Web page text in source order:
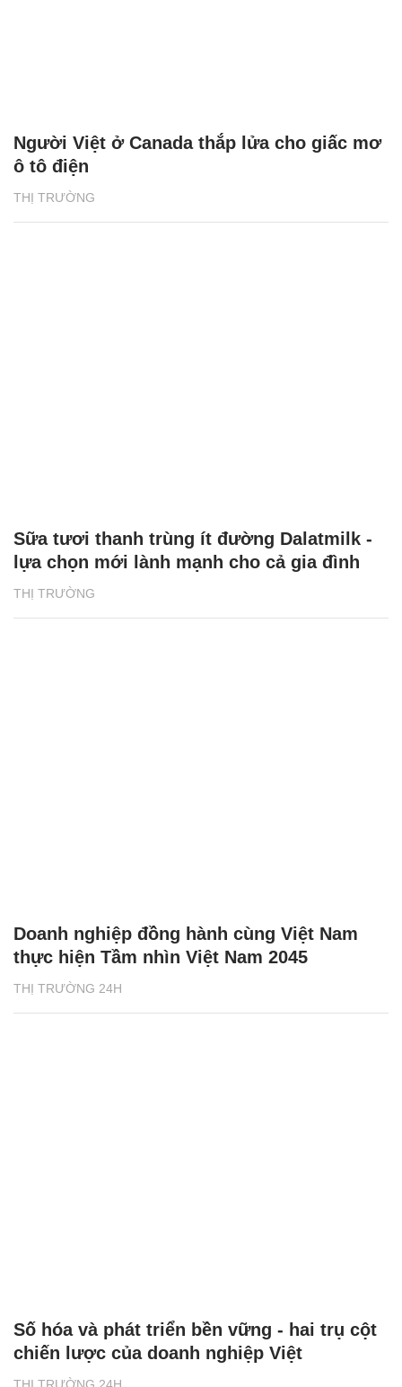
THỊ TRƯỜNG
Người Việt ở Canada thắp lửa cho giấc mơ
ô tô điện
THỊ TRƯỜNG
Sữa tươi thanh trùng ít đường Dalatmilk -
lựa chọn mới lành mạnh cho cả gia đình
THỊ TRƯỜNG 24H
Doanh nghiệp đồng hành cùng Việt Nam
thực hiện Tầm nhìn Việt Nam 2045
THỊ TRƯỜNG 24H
Số hóa và phát triển bền vững - hai trụ cột
chiến lược của doanh nghiệp Việt